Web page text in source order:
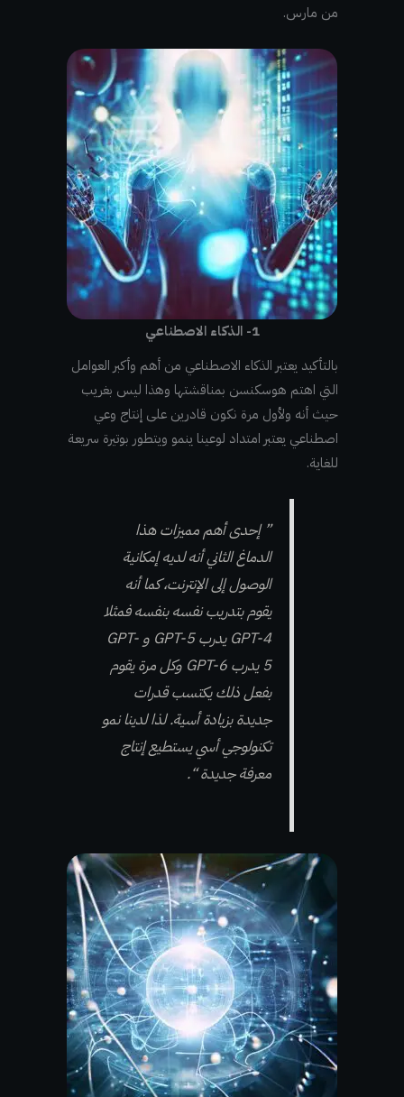
من مارس.
1- الذكاء الاصطناعي
بالتأكيد يعتبر الذكاء الاصطناعي من أهم وأكبر العوامل
التي اهتم هوسكنسن بمناقشتها وهذا ليس بغريب
حيث أنه ولأول مرة نكون قادرين على إنتاج وعي
اصطناعي يعتبر امتداد لوعينا ينمو ويتطور بوتيرة سريعة
للغاية.
” إحدى أهم مميزات هذا
الدماغ الثاني أنه لديه إمكانية
الوصول إلى الإنترنت، كما أنه
يقوم بتدريب نفسه بنفسه فمثلا
GPT-4 يدرب GPT-5 و GPT-
5 يدرب GPT-6 وكل مرة يقوم
بفعل ذلك يكتسب قدرات
جديدة بزيادة أسية. لذا لدينا نمو
تكنولوجي أسي يستطيع إنتاج
معرفة جديدة “.